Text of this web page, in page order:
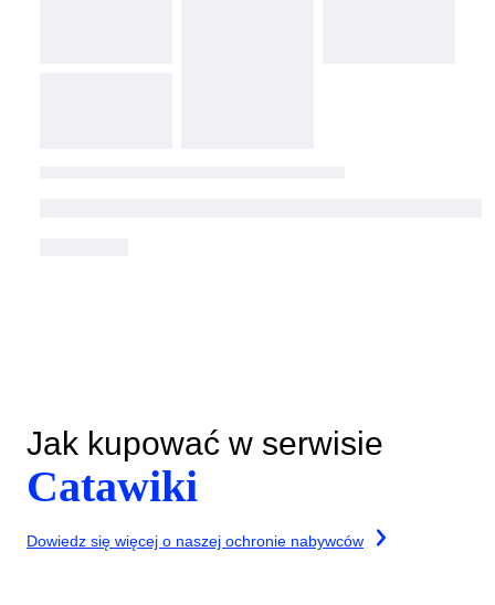
Jak kupować w serwisie
Catawiki
Dowiedz się więcej o naszej ochronie nabywców